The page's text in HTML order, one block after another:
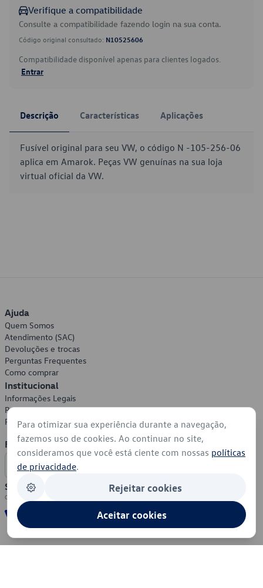
Verifique a compatibilidade
Consulte a compatibilidade fazendo login na sua conta.
Código original consultado: N10525606
Compatibilidade disponível apenas para clientes logados.
Entrar
Descrição Características Aplicações
Fusível original para seu VW, o código N -105-256-06
aplica em Amarok. Peças VW genuínas na sua loja
virtual oficial da VW.
Ajuda
Quem Somos
Atendimento (SAC)
Devoluções e trocas
Perguntas Frequentes
Como comprar
Institucional
Informações Legais
Política de Privacidade
Política de Cookies
Formas de Pagamento
Segurança
Para otimizar sua experiência durante a navegação,
fazemos uso de cookies. Ao continuar no site,
consideramos que você está ciente com nossas políticas
de privacidade.
Rejeitar cookies
Aceitar cookies